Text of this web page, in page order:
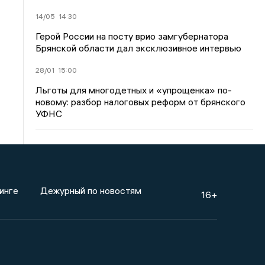
14/05 14:30
Герой России на посту врио замгубернатора
Брянской области дал эксклюзивное интервью
28/01 15:00
Льготы для многодетных и «упрощенка» по-
новому: разбор налоговых реформ от брянского
УФНС
Дежурный по новостям 16+